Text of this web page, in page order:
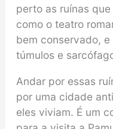
perto as ruínas
como o teatro
bem conservado,
túmulos e
Andar por essas
por uma cidade
eles viviam. É um